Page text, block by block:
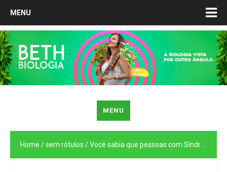
MENU
MENU
Home /sem rótulos /Você sabia que pessoas com Síndrome de Down podem apresentar somente duas falanges nos dedos mindinhos?